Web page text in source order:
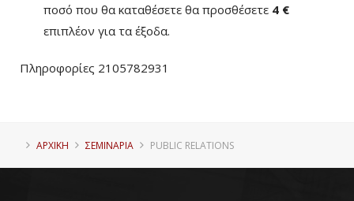
ποσό που θα καταθέσετε θα προσθέσετε 4 €
επιπλέον για τα έξοδα.
Πληροφορίες 2105782931
ΑΡΧΙΚΗ ΣΕΜΙΝΑΡΙΑ PUBLIC RELATIONS